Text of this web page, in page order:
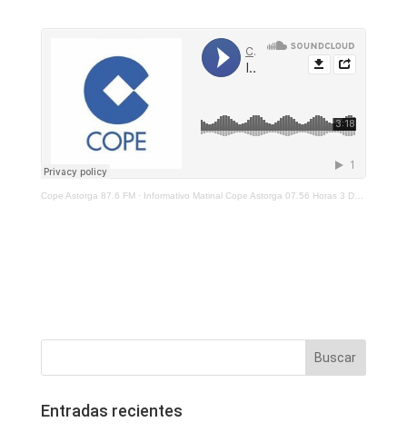
Cope Astorga 87.6 FM· Informativo Matinal Cope Astorga 07.56 Horas 3 De Diciembre 2021
Entradas recientes